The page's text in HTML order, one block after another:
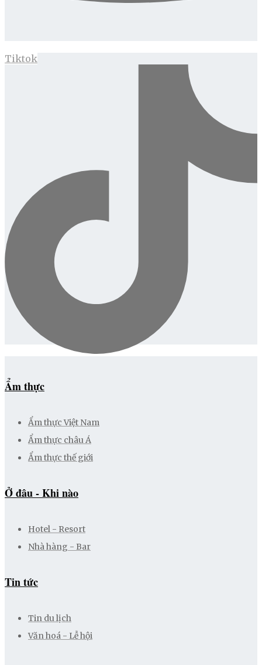
Tiktok
Ẩm thực
Ẩm thực Việt Nam
Ẩm thực châu Á
Ẩm thực thế giới
Ở đâu - Khi nào
Hotel - Resort
Nhà hàng - Bar
Tin tức
Tin du lịch
Văn hoá - Lễ hội